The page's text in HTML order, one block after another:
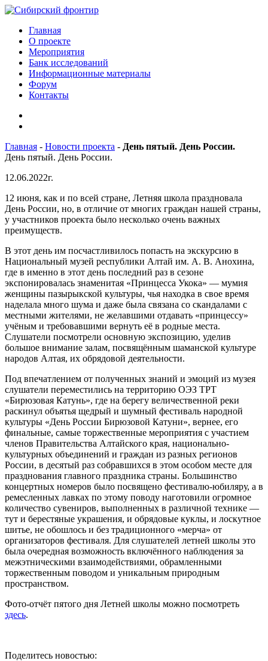
Главная
О проекте
Мероприятия
Банк исследований
Информационные материалы
Форум
Контакты
Главная - Новости проекта - День пятый. День России.
День пятый. День России.
12.06.2022г.
12 июня, как и по всей стране, Летняя школа праздновала
День России, но, в отличие от многих граждан нашей страны,
у участников проекта было несколько очень важных
преимуществ.
В этот день им посчастливилось попасть на экскурсию в
Национальный музей республики Алтай им. А. В. Анохина,
где в именно в этот день последний раз в сезоне
экспонировалась знаменитая «Принцесса Укока» — мумия
женщины пазырыкской культуры, чья находка в свое время
наделала много шума и даже была связана со скандалами с
местными жителями, не желавшими отдавать «принцессу»
учёным и требовавшими вернуть её в родные места.
Слушатели посмотрели основную экспозицию, уделив
большое внимание залам, посвящённым шаманской культуре
народов Алтая, их обрядовой деятельности.
Под впечатлением от полученных знаний и эмоций из музея
слушатели переместились на территорию ОЭЗ ТРТ
«Бирюзовая Катунь», где на берегу величественной реки
раскинул объятья щедрый и шумный фестиваль народной
культуры «День России Бирюзовой Катуни», вернее, его
финальные, самые торжественные мероприятия с участием
членов Правительства Алтайского края, национально-
культурных объединений и граждан из разных регионов
России, в десятый раз собравшихся в этом особом месте для
празднования главного праздника страны. Большинство
концертных номеров было посвящено фестивалю-юбиляру, а в
ремесленных лавках по этому поводу наготовили огромное
количество сувениров, выполненных в различной технике —
тут и берестяные украшения, и обрядовые куклы, и лоскутное
шитье, не обошлось и без традиционного «мерча» от
организаторов фестиваля. Для слушателей летней школы это
была очередная возможность включённого наблюдения за
межэтническими взаимодействиями, обрамленными
торжественным поводом и уникальным природным
пространством.
Фото-отчёт пятого дня Летней школы можно посмотреть
здесь.
Поделитесь новостью: